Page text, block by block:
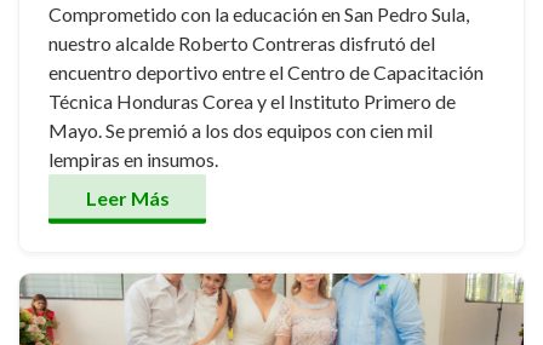
Comprometido con la educación en San Pedro Sula,
nuestro alcalde Roberto Contreras disfrutó del
encuentro deportivo entre el Centro de Capacitación
Técnica Honduras Corea y el Instituto Primero de
Mayo. Se premió a los dos equipos con cien mil
lempiras en insumos.
Leer Más